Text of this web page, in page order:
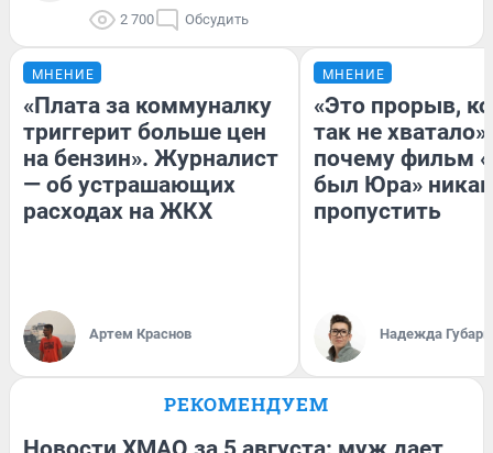
2 700 Обсудить
МНЕНИЕ
«Плата за коммуналку
триггерит больше цен
на бензин». Журналист
— об устрашающих
расходах на ЖКХ
Артем Краснов
МНЕНИЕ
«Это прорыв,
так не хватало»:
почему фильм
был Юра»
пропустить
Надежда Губарь
РЕКОМЕНДУЕМ